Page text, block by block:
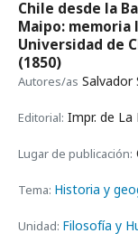
Chile desde la
Maipo: memoria
Universidad de
(1850)
Autores/as Salvador
Editorial: Impr. de La
Lugar de publicación:
Tema: Historia y
Unidad: Filosofía y